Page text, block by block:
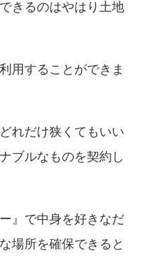
きるのはやはり土地
用することができま
れだけ狭くてもいい
ブルなものを契約し
』で中身を好きなだ
場所を確保できると